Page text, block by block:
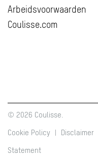
Arbeidsvoorwaarden
Coulisse.com
© 2026 Coulisse.
Cookie Policy | Disclaimer
Statement